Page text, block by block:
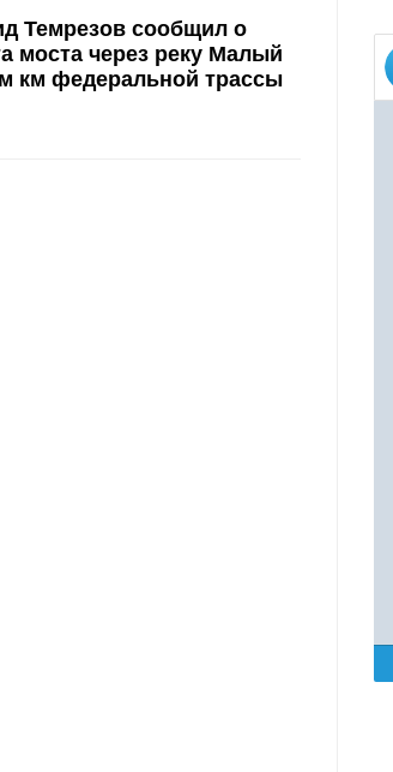
Темрезов сообщил о
моста через реку Малый
км федеральной трассы